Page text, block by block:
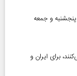
و جمعه
برای ایران و